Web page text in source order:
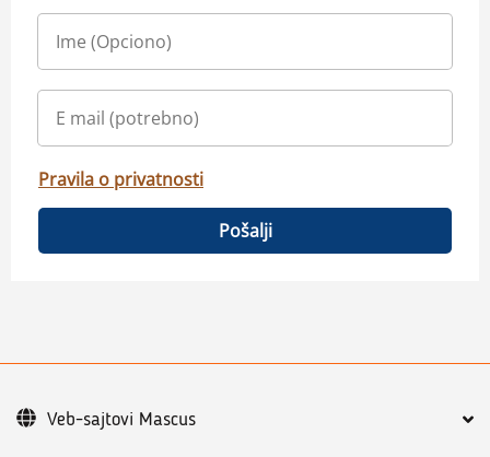
Pravila o privatnosti
Pošalji
Veb-sajtovi Mascus